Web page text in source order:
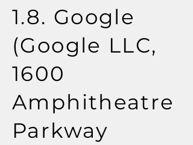
1.8. Google
(Google LLC,
1600
Amphitheatre
Parkway